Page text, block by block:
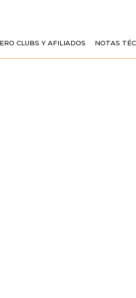
CLUBS Y AFILIADOS NOTAS